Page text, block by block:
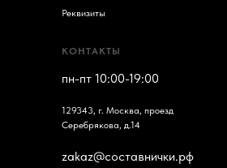
Реквизиты
КОНТАКТЫ
пн-пт 10:00-19:00
129343, г. Москва, проезд
Серебрякова, д.14
zakaz@составнички.рф